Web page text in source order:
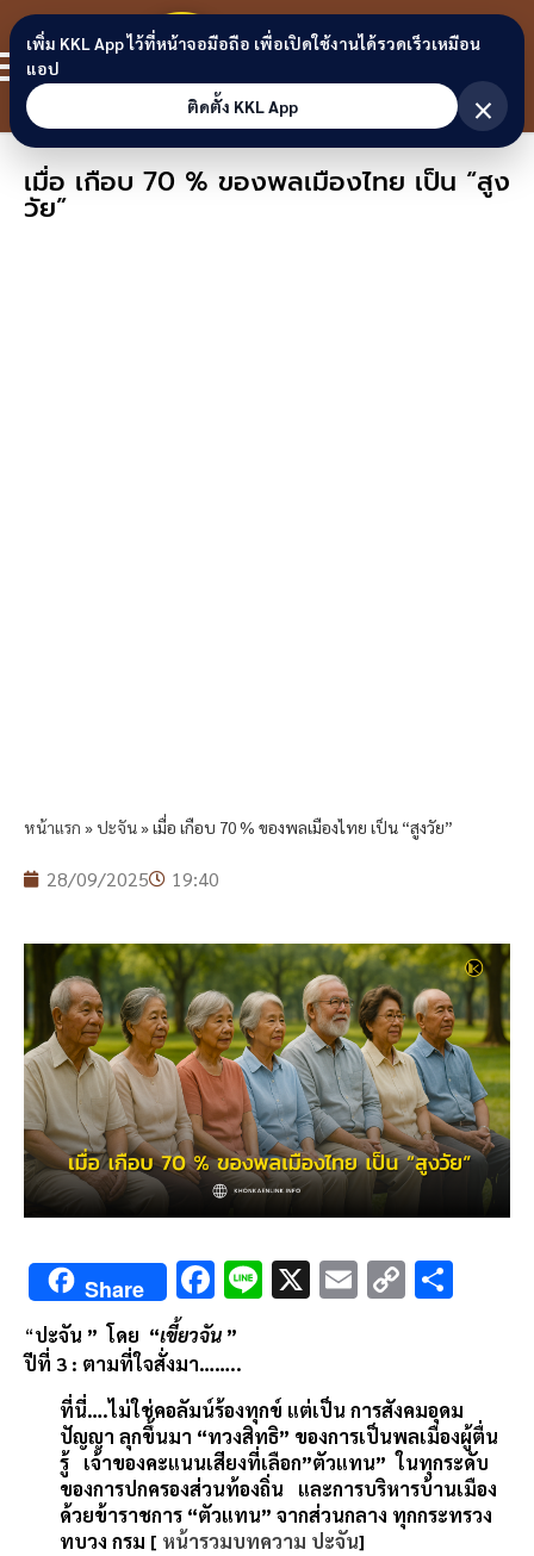
Skip to content
ขอนแก่น
ลิงก์
เมื่อ เกือบ 70 % ของพลเมืองไทย เป็น “สูง
วัย”
หน้าแรก » ปะจัน»เมื่อ เกือบ 70 % ของพลเมืองไทย เป็น “สูงวัย”
28/09/2025 19:40
Share F
ac
e
b
o
o
k
Li X E
l
C
Li
n
k
e
“ปะจัน ” โดย “เขี้ยวจัน”
ปีที่ 3 : ตามที่ใจสั่งมา……..
ที่นี่….ไม่ใช่คอลัมน์ร้องทุกข์ แต่เป็น การสังคมอุดม
ปัญญา ลุกขึ้นมา “ทวงสิทธิ” ของการเป็นพลเมืองผู้ตื่น
รู้ เจ้าของคะแนนเสียงที่เลือก”ตัวแทน” ในทุกระดับ
ของการปกครองส่วนท้องถิ่น และการบริหารบ้านเมือง
ด้วยข้าราชการ “ตัวแทน” จากส่วนกลาง ทุกกระทรวง
ทบวง กรม [ หน้ารวมบทความ ปะจัน]
เพิ่ม KKL App ไว้ที่หน้าจอมือถือ เพื่อเปิดใช้งานได้รวดเร็วเหมือน
แอป
ติดตั้ง KKL App
×